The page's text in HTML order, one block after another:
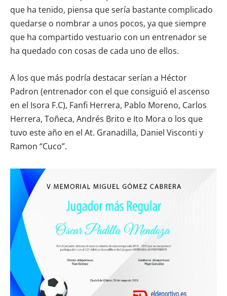
que ha tenido, piensa que sería bastante complicado
quedarse o nombrar a unos pocos, ya que siempre
que ha compartido vestuario con un entrenador se
ha quedado con cosas de cada uno de ellos.
A los que más podría destacar serían a Héctor
Padron (entrenador con el que consiguió el ascenso
en el Isora F.C), Fanfi Herrera, Pablo Moreno, Carlos
Herrera, Toñeca, Andrés Brito e Ito Mora o los que
tuvo este año en el At. Granadilla, Daniel Visconti y
Ramon “Cuco”.